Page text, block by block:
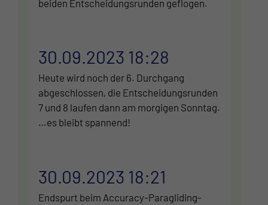
beiden Entscheidungsrunden geflogen.
30.09.2023 18:28
Heute wird noch der 6. Durchgang
abgeschlossen, die Entscheidungsrunden
7 und 8 laufen dann am morgigen Sonntag.
…es bleibt spannend!
30.09.2023 18:21
Endspurt beim Accuracy-Paragliding-